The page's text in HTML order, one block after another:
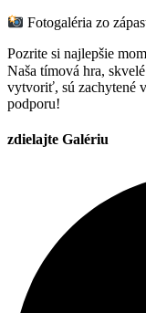
Fotogaléria zo
Pozrite si najlepšie
Naša tímová hra,
vytvoriť, sú zachytené
podporu!
zdielajte Galériu